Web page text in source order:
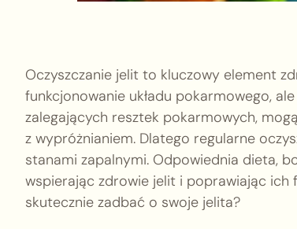
Oczyszczanie jelit to kluczowy element
funkcjonowanie układu pokarmowego,
zalegających resztek pokarmowych,
z wypróżnianiem. Dlatego regularne
stanami zapalnymi. Odpowiednia dieta,
wspierając zdrowie jelit i poprawiając
skutecznie zadbać o swoje jelita?